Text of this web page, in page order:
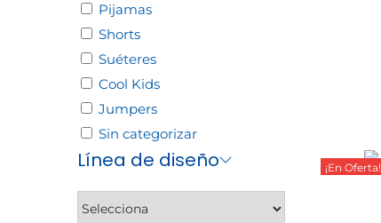
¡En Oferta!
Pijamas
Shorts
Suéteres
Cool Kids
Jumpers
Sin categorizar
Línea de diseño